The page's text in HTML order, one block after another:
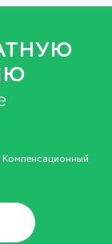
Компенсационный